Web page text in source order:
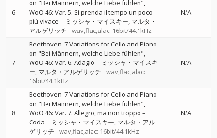
6
on "Bei Männern, welche Liebe fühlen",
WoO 46: Var. 5. Si prenda il tempo un poco
più vivace -- ミッシャ・マイスキー マルタ・
アルゲリッチ
wav,flac,alac: 16bit/44.1kHz
N/A
7
Beethoven: 7 Variations for Cello and Piano
on "Bei Männern, welche Liebe fühlen",
WoO 46: Var. 6. Adagio -- ミッシャ・マイスキ
ー マルタ・アルゲリッチ
wav,flac,alac:
16bit/44.1kHz
N/A
8
Beethoven: 7 Variations for Cello and Piano
on "Bei Männern, welche Liebe fühlen",
WoO 46: Var. 7. Allegro, ma non troppo –
Coda -- ミッシャ・マイスキー マルタ・アル
ゲリッチ
wav,flac,alac: 16bit/44.1kHz
N/A